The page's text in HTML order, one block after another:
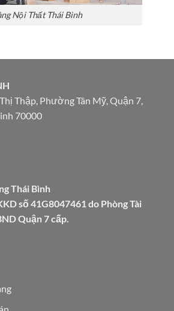
Nội Thất Thái Bình
Thập, Phường Tân Mỹ, Quận 7,
70000
Thái Bình
số 41G8047461 do Phòng Tài
Quận 7 cấp.